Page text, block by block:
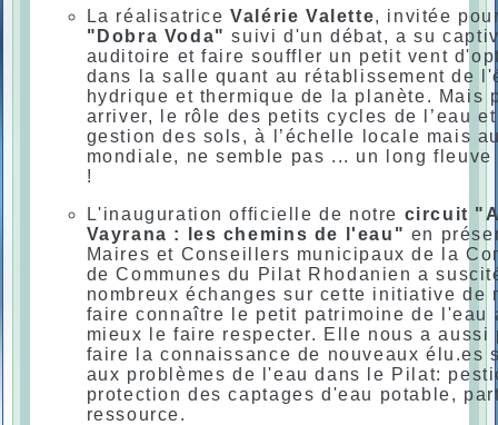
La réalisatriceValérie Valette, invitée
"Dobra Voda"suivi d'un débat, a su
auditoire et faire souffler un petit vent
dans la salle quant au rétablissement de
hydrique et thermique de la planète. Mais
arriver, le rôle des petits cycles de l’eau
gestion des sols, à l’échelle locale mais
mondiale, ne semble pas ... un long
!
L'inauguration officielle de notre circuit
Vayrana : les chemins de l'eau" en
Maires et Conseillers municipaux de la
de Communes du Pilat Rhodanien a
nombreux échanges sur cette initiative de
faire connaître le petit patrimoine de l'eau
mieux le faire respecter. Elle nous a aussi
faire la connaissance de nouveaux élu.es
aux problèmes de l'eau dans le Pilat:
protection des captages d'eau potable,
ressource.